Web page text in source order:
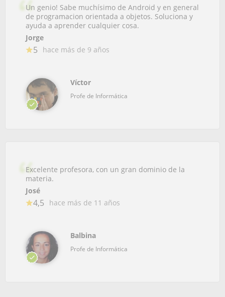
Un genio! Sabe muchísimo de Android y en general
de programacion orientada a objetos. Soluciona y
ayuda a aprender cualquier cosa.
Jorge
5 hace más de 9 años
Víctor
Profe de Informática
Excelente profesora, con un gran dominio de la
materia.
José
4,5 hace más de 11 años
Balbina
Profe de Informática